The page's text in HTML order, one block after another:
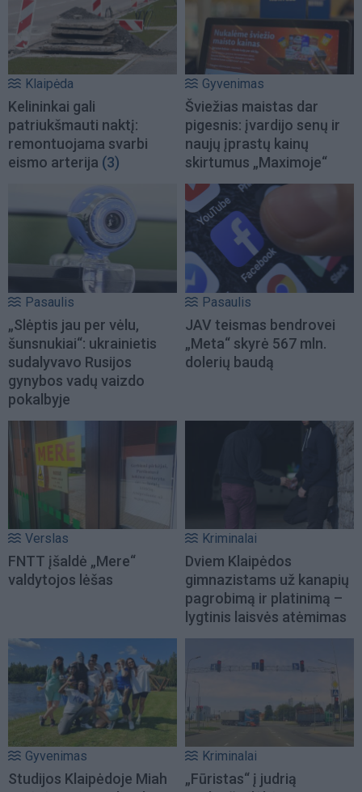
Klaipėda
Kelininkai gali
patriukšmauti naktį:
remontuojama svarbi
eismo arterija (3)
Gyvenimas
Šviežias maistas dar
pigesnis: įvardijo senų ir
naujų įprastų kainų
skirtumus „Maximoje“
Pasaulis
„Slėptis jau per vėlu,
šunsnukiai“: ukrainietis
sudalyvavo Rusijos
gynybos vadų vaizdo
pokalbyje
Pasaulis
JAV teismas bendrovei
„Meta“ skyrė 567 mln.
dolerių baudą
Verslas
FNTT įšaldė „Mere“
valdytojos lėšas
Kriminalai
Dviem Klaipėdos
gimnazistams už kanapių
pagrobimą ir platinimą –
lygtinis laisvės atėmimas
Gyvenimas
Studijos Klaipėdoje Miah
Kriminalai
„Fūristas“ į judrią